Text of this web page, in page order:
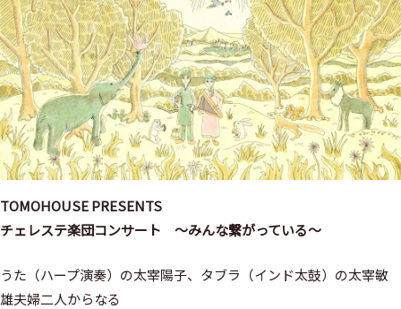
TOMOHOUSE PRESENTS
チェレステ楽団コンサート ～みんな繋がっている～
うた（ハープ演奏）の太宰陽子、タブラ（インド太鼓）の太宰敏
雄夫婦二人からなる